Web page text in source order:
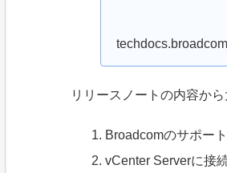
リリースノートの内容か
Broadcomのサポー
vCenter Serverに接